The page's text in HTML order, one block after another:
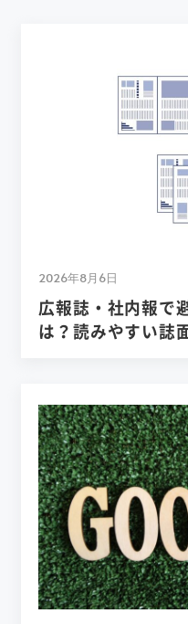
2026年8月6日
広報誌・社内報で
は？読みやすい誌